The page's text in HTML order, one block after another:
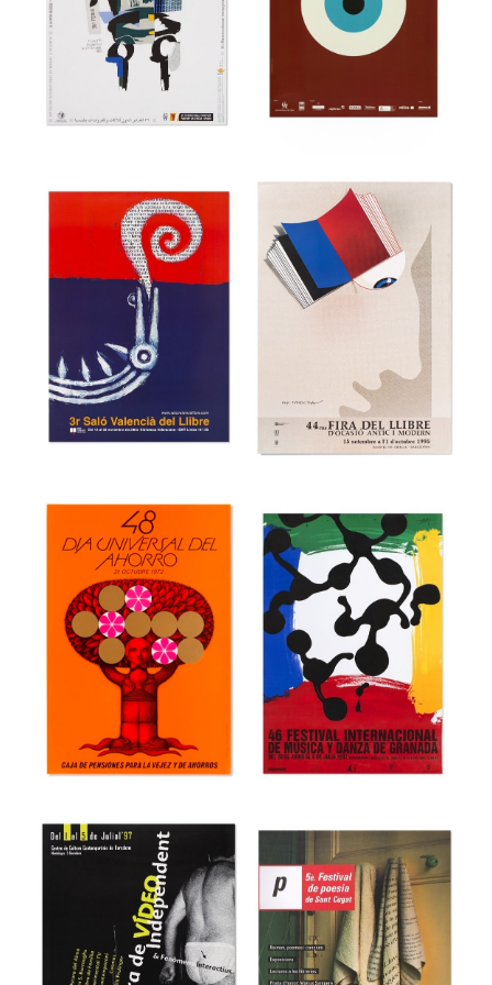
36a Feria
Internacional del
Mueble de
Valencia
Museu del Disseny de Barcelona
39 Festival
internacional de
cine de Gijón
Museu del Disseny de Barcelona
3r Saló Valencià
del Llibre
Museu del Disseny de Barcelona
44 Fira del Llibre
d’ocasió antic i
modern
Museu del Disseny de Barcelona